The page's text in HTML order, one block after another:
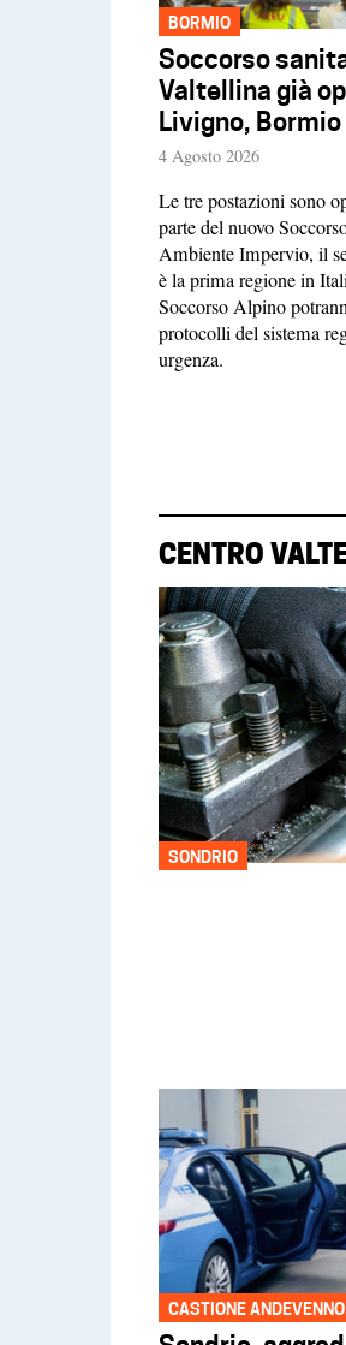
BORMIO
Soccorso
Valtellina già
Livigno, Bormio
4 Agosto 2026
Le tre postazioni sono
parte del nuovo
Ambiente Impervio, il
è la prima regione in
Soccorso Alpino
protocolli del sistema
urgenza.
CENTRO
SONDRIO
CASTIONE ANDEVENNO